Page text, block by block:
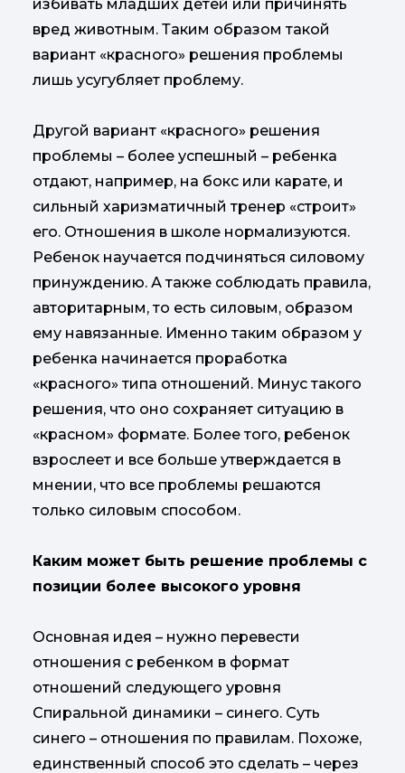
избивать младших детей или причинять
вред животным. Таким образом такой
вариант «красного» решения проблемы
лишь усугубляет проблему.
Другой вариант «красного» решения
проблемы – более успешный – ребенка
отдают, например, на бокс или карате, и
сильный харизматичный тренер «строит»
его. Отношения в школе нормализуются.
Ребенок научается подчиняться силовому
принуждению. А также соблюдать правила,
авторитарным, то есть силовым, образом
ему навязанные. Именно таким образом у
ребенка начинается проработка
«красного» типа отношений. Минус такого
решения, что оно сохраняет ситуацию в
«красном» формате. Более того, ребенок
взрослеет и все больше утверждается в
мнении, что все проблемы решаются
только силовым способом.
Каким может быть решение проблемы с
позиции более высокого уровня
Основная идея – нужно перевести
отношения с ребенком в формат
отношений следующего уровня
Спиральной динамики – синего. Суть
синего – отношения по правилам. Похоже,
единственный способ это сделать – через